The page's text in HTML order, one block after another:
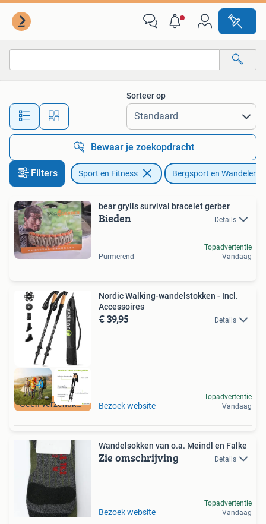
Alle afstanden…
Sorteer op
Bewaar je zoekopdracht
Filters Sport en Fitness Bergsport en Wandelen
bear grylls survival bracelet gerber
Bieden Details
Purmerend
Topadvertentie
Vandaag
Geen verzendkosten
Nordic Walking-wandelstokken - Incl.
Accessoires
€ 39,95 Details
Bezoek website
Topadvertentie
Vandaag
Wandelsokken van o.a. Meindl en Falke
Zie omschrijving Details
Bezoek website
Topadvertentie
Vandaag